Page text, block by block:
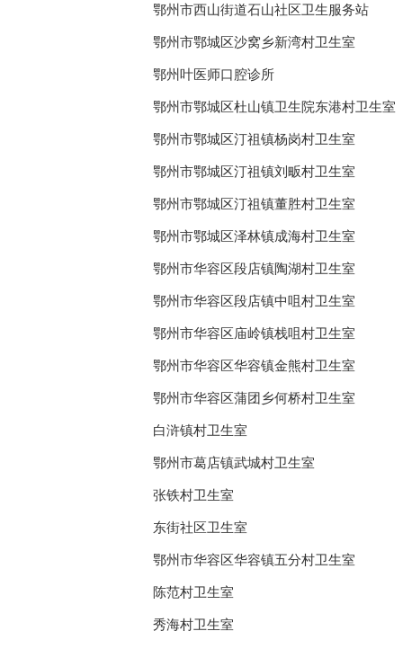
鄂州市西山街道石山社区卫生服务站
鄂州市鄂城区沙窝乡新湾村卫生室
鄂州叶医师口腔诊所
鄂州市鄂城区杜山镇卫生院东港村卫生室
鄂州市鄂城区汀祖镇杨岗村卫生室
鄂州市鄂城区汀祖镇刘畈村卫生室
鄂州市鄂城区汀祖镇董胜村卫生室
鄂州市鄂城区泽林镇成海村卫生室
鄂州市华容区段店镇陶湖村卫生室
鄂州市华容区段店镇中咀村卫生室
鄂州市华容区庙岭镇栈咀村卫生室
鄂州市华容区华容镇金熊村卫生室
鄂州市华容区蒲团乡何桥村卫生室
白浒镇村卫生室
鄂州市葛店镇武城村卫生室
张铁村卫生室
东街社区卫生室
鄂州市华容区华容镇五分村卫生室
陈范村卫生室
秀海村卫生室